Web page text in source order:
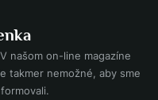
našom on-line magazíne
takmer nemožné, aby sme